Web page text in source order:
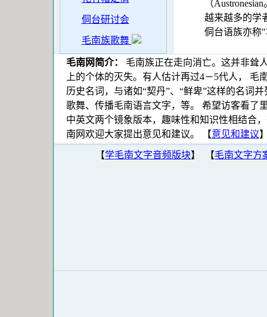
侗台研讨会
毛南族歌舞
（Austronesian。
越来越多的学者认
侗台语族亦称"
毛南网简介：
毛南族正在走向消亡。这并非耸
上的个体的灭失。有人估计再过4－5代人，
历史名词，与诸如“契丹”、“鲜卑”这样的名词
歌舞、传播毛南语言文字，等。 希望访客看了
中英文两个镜象版本，趣味性和知识性相结合
南网欢迎大家提出意见和建议。
【意见和建议
【学毛南文字音频版块】 【毛南文字方